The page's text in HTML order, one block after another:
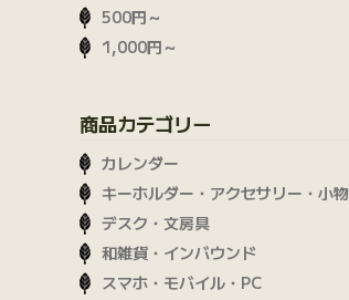
500円～
1,000円～
商品カテゴリー
カレンダー
キーホルダー・アクセサリー・小物
デスク・文房具
和雑貨・インバウンド
スマホ・モバイル・PC